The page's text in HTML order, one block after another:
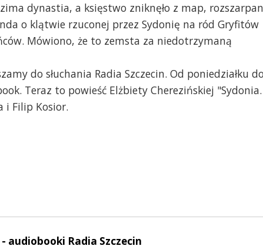
dynastia, a księstwo zniknęło z map,
o klątwie rzuconej przez Sydonię na ród Gryfitów
Mówiono, że to zemsta za niedotrzymaną
do słuchania Radia Szczecin. Od poniedziałku do
Teraz to powieść Elżbiety Cherezińskiej "Sydonia.
i Filip Kosior.
audiobooki Radia Szczecin